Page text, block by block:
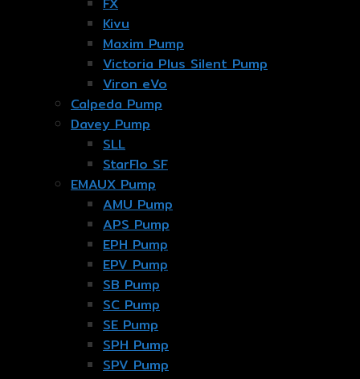
Kivu
Maxim Pump
Victoria Plus Silent Pump
Viron eVo
Calpeda Pump
Davey Pump
SLL
StarFlo SF
EMAUX Pump
AMU Pump
APS Pump
EPH Pump
EPV Pump
SB Pump
SC Pump
SE Pump
SPH Pump
SPV Pump